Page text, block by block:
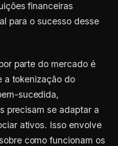
financeiras
para o sucesso desse
parte do mercado é
a tokenização do
sucedida,
precisam se adaptar a
ativos. Isso envolve
como funcionam os